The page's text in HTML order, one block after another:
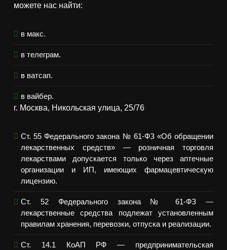
можете нас найти:
в макс.
в телеграм.
в ватсап.
в вайбер.
г. Москва, Никольская улица, 25/76
Ст. 55 Федерального закона № 61-ФЗ «Об обращении
лекарственных средств» — розничная торговля
лекарствами допускается только через аптечные
организации и ИП, имеющих фармацевтическую
лицензию.
Ст. 52 Федерального закона № 61-ФЗ —
лекарственные средства подлежат установленным
правилам хранения, перевозки, отпуска и реализации.
Ст. 14.1 КоАП РФ — предпринимательская